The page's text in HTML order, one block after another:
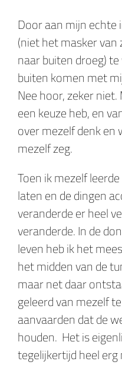
Door aan mijn
(niet het masker
naar buiten droeg)
buiten komen met
Nee hoor, zeker
een keuze heb, en
over mezelf denk en
mezelf zeg.
Toen ik mezelf
laten en de dingen
veranderde er heel
veranderde. In de
leven heb ik het
het midden van de
maar net daar
geleerd van mezelf
aanvaarden dat de
houden. Het is
tegelijkertijd heel erg